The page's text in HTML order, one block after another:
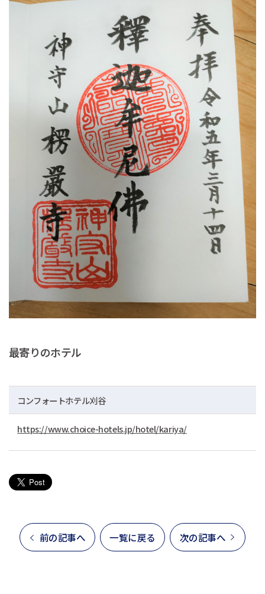
最寄りのホテル
コンフォートホテル刈谷
https://www.choice-hotels.jp/hotel/kariya/
前の記事へ 一覧に戻る 次の記事へ